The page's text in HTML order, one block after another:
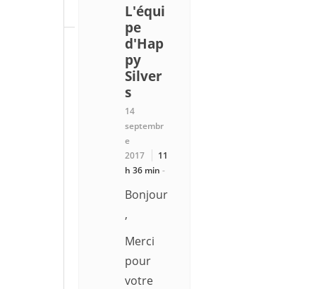
L'équi
pe
d'Hap
py
Silver
s
14
septembr
e
2017
11
h 36 min -
Bonjour
,
Merci
pour
votre